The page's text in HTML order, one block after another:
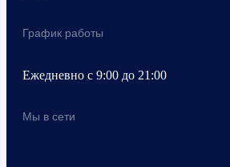
График работы
Ежедневно с 9:00 до 21:00
Мы в сети